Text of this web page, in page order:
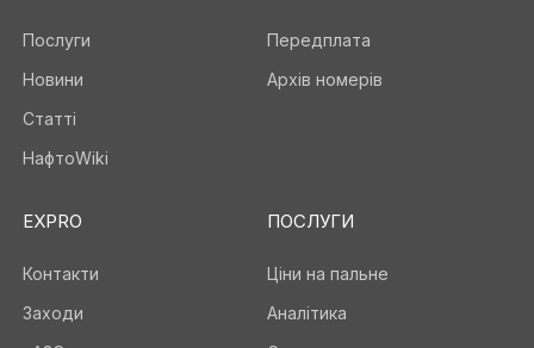
Послуги
Новини
Статті
НафтоWiki
Передплата
Архів номерів
EXPRO
Контакти
Заходи
ПОСЛУГИ
Ціни на пальне
Аналітика